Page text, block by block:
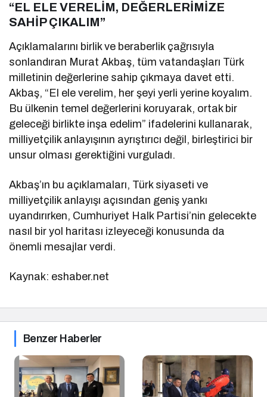
“EL ELE VERELİM, DEĞERLERİMİZE
SAHİP ÇIKALIM”
Açıklamalarını birlik ve beraberlik çağrısıyla
sonlandıran Murat Akbaş, tüm vatandaşları Türk
milletinin değerlerine sahip çıkmaya davet etti.
Akbaş, “El ele verelim, her şeyi yerli yerine koyalım.
Bu ülkenin temel değerlerini koruyarak, ortak bir
geleceği birlikte inşa edelim” ifadelerini kullanarak,
milliyetçilik anlayışının ayrıştırıcı değil, birleştirici bir
unsur olması gerektiğini vurguladı.
Akbaş’ın bu açıklamaları, Türk siyaseti ve
milliyetçilik anlayışı açısından geniş yankı
uyandırırken, Cumhuriyet Halk Partisi’nin gelecekte
nasıl bir yol haritası izleyeceği konusunda da
önemli mesajlar verdi.
Kaynak: eshaber.net
Benzer Haberler